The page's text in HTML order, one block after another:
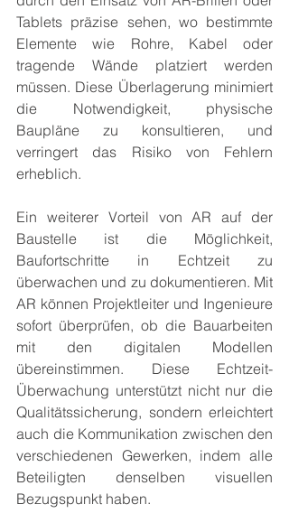
Tablets präzise sehen, wo bestimmte
Elemente wie Rohre, Kabel oder
tragende Wände platziert werden
müssen. Diese Überlagerung minimiert
die Notwendigkeit, physische
Baupläne zu konsultieren, und
verringert das Risiko von Fehlern
erheblich.
Ein weiterer Vorteil von AR auf der
Baustelle ist die Möglichkeit,
Baufortschritte in Echtzeit zu
überwachen und zu dokumentieren. Mit
AR können Projektleiter und Ingenieure
sofort überprüfen, ob die Bauarbeiten
mit den digitalen Modellen
übereinstimmen. Diese Echtzeit-
Überwachung unterstützt nicht nur die
Qualitätssicherung, sondern erleichtert
auch die Kommunikation zwischen den
verschiedenen Gewerken, indem alle
Beteiligten denselben visuellen
Bezugspunkt haben.